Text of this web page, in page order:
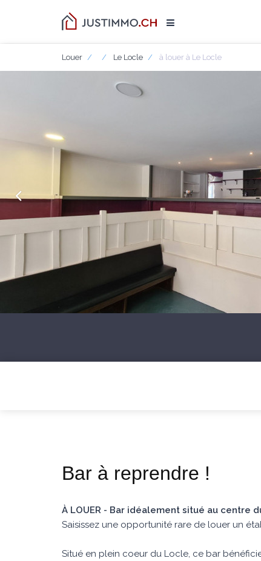
Louer Le Locle à louer à Le Locle
Bar à reprendre !
À LOUER - Bar idéalement situé au centre
Saisissez une opportunité rare de louer un
Situé en plein coeur du Locle, ce bar